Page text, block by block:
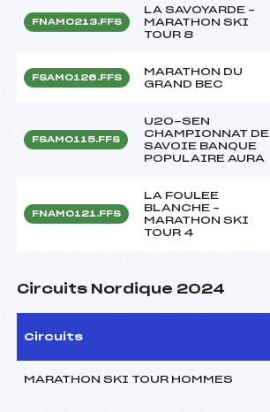
FNAM0213.FFS
LA SAVOYARDE –
MARATHON SKI
TOUR 8
FSAM0126.FFS
MARATHON DU
GRAND BEC
FSAM0115.FFS
U20-SEN
CHAMPIONNAT DE
SAVOIE BANQUE
POPULAIRE AURA
FNAM0121.FFS
LA FOULEE
BLANCHE –
MARATHON SKI
TOUR 4
Circuits Nordique 2024
Circuits
MARATHON SKI TOUR HOMMES